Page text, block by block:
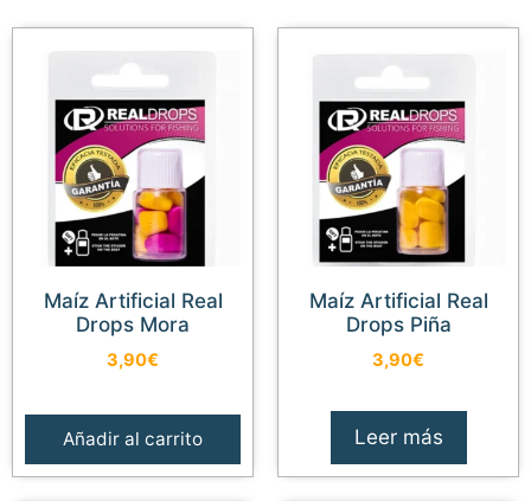
Maíz Artificial Real
Drops Mora
3,90€
Añadir al carrito
Maíz Artificial Real
Drops Piña
3,90€
Leer más